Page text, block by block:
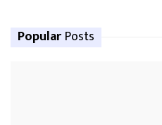
Popular Posts